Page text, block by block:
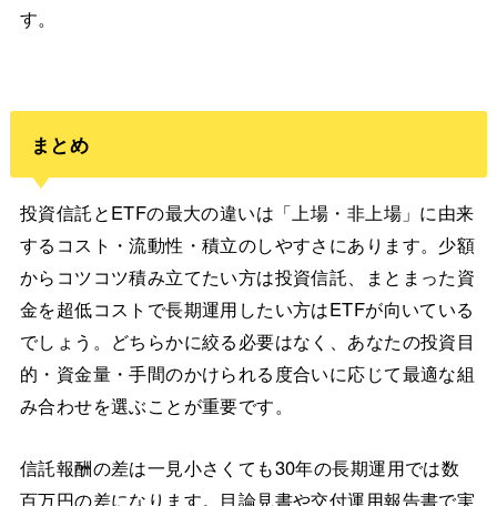
す。
まとめ
投資信託とETFの最大の違いは「上場・非上場」に由来
するコスト・流動性・積立のしやすさにあります。少額
からコツコツ積み立てたい方は投資信託、まとまった資
金を超低コストで長期運用したい方はETFが向いている
でしょう。どちらかに絞る必要はなく、あなたの投資目
的・資金量・手間のかけられる度合いに応じて最適な組
み合わせを選ぶことが重要です。
信託報酬の差は一見小さくても30年の長期運用では数
百万円の差になります。目論見書や交付運用報告書で実